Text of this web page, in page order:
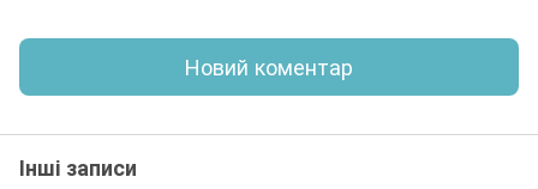
Новий коментар
Інші записи